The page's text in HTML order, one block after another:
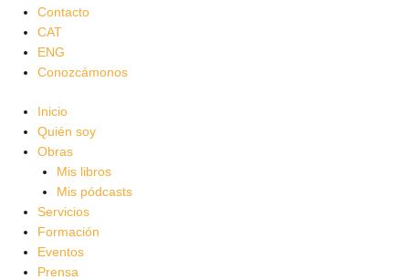
Contacto
CAT
ENG
Conozcámonos
Inicio
Quién soy
Obras
Mis libros
Mis pódcasts
Servicios
Formación
Eventos
Prensa